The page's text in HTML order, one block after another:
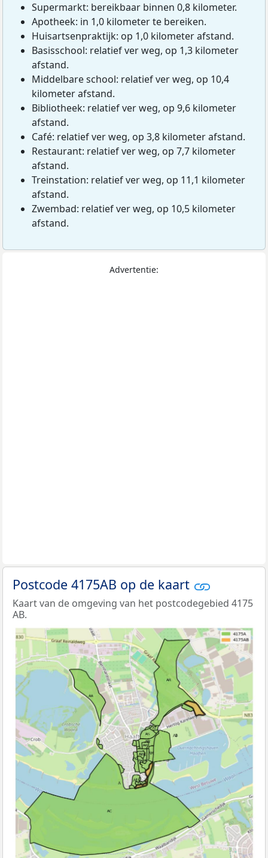
Supermarkt: bereikbaar binnen 0,8 kilometer.
Apotheek: in 1,0 kilometer te bereiken.
Huisartsenpraktijk: op 1,0 kilometer afstand.
Basisschool: relatief ver weg, op 1,3 kilometer
afstand.
Middelbare school: relatief ver weg, op 10,4
kilometer afstand.
Bibliotheek: relatief ver weg, op 9,6 kilometer
afstand.
Café: relatief ver weg, op 3,8 kilometer afstand.
Restaurant: relatief ver weg, op 7,7 kilometer
afstand.
Treinstation: relatief ver weg, op 11,1 kilometer
afstand.
Zwembad: relatief ver weg, op 10,5 kilometer
afstand.
Advertentie:
Postcode 4175AB op de kaart
Kaart van de omgeving van het postcodegebied 4175
AB.